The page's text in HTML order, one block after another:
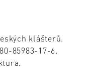
klášterů.
85983-17-6.